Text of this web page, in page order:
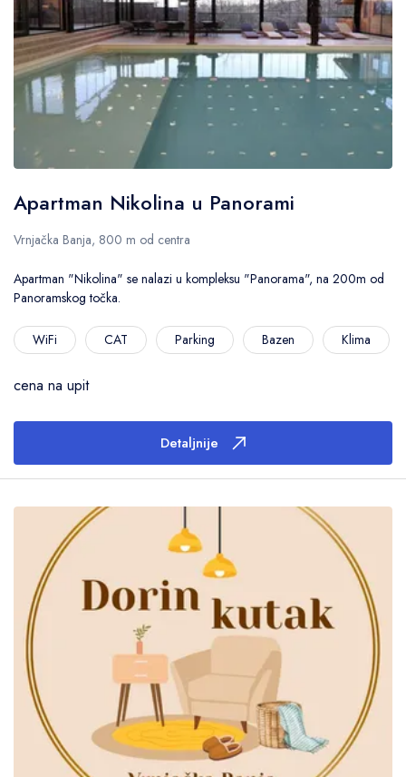
Apartman Nikolina u Panorami
Vrnjačka Banja, 800 m od centra
Apartman "Nikolina" se nalazi u kompleksu "Panorama", na 200m od
Panoramskog točka.
WiFi CAT Parking Bazen Klima
cena na upit
Detaljnije